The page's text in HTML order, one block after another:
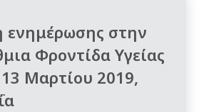
ενημέρωσης στην
Φροντίδα Υγείας
Μαρτίου 2019,